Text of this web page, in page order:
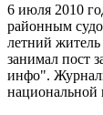
6 июля 2010
районным
летний
занимал пост
инфо".
национальной